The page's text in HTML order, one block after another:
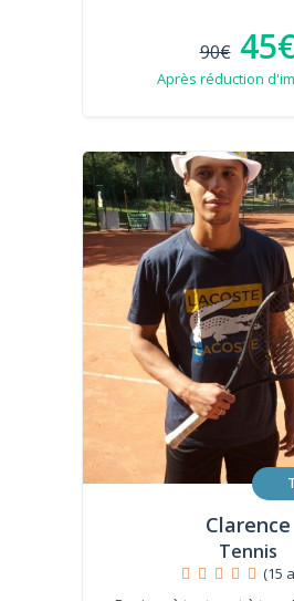
90€
Après réduction
Clarence
Tennis
(15